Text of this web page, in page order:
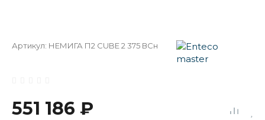
Артикул: НЕМИГА П2 CUBE 2 375 ВСн
551 186 ₽